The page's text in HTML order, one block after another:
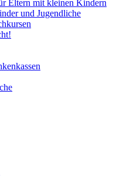
Eltern mit kleinen Kindern
und Jugendliche